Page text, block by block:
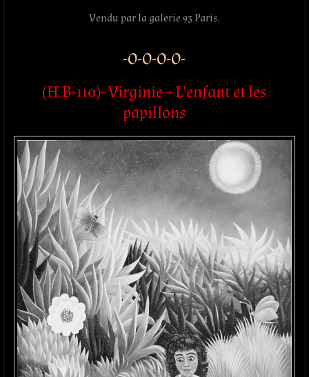
Vendu par la galerie 93 Paris.
-O-O-O-O-
(H.B-110)- Virginie – L’enfant et les
papillons